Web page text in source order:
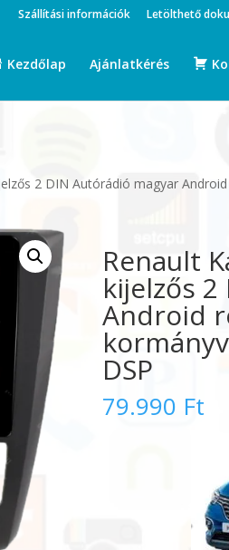
Szállítási információk Letölthető
Kezdőlap Ajánlatkérés
2 DIN Autórádió magyar
Renault
kijelzős
Android
DSP
79.990 Ft